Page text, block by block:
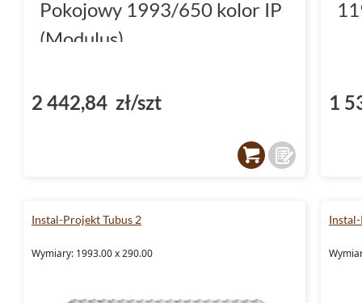
Pokojowy 1993/650 kolor IP
(Modulus)
2 442,84 zł/szt 1
Instal-Projekt Tubus 2
Wymiary: 1993.00 x 290.00